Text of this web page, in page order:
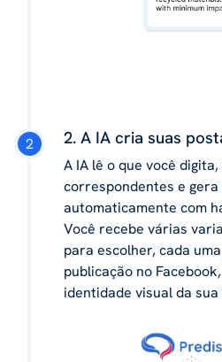
2. A IA cria suas
A IA lê o que você
correspondentes e gera
automaticamente com
Você recebe várias
para escolher, cada
publicação no
identidade visual da sua